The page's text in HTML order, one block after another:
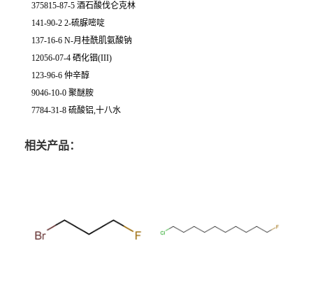
375815-87-5 酒石酸伐仑克林
141-90-2 2-硫脲嘧啶
137-16-6 N-月桂酰肌氨酸钠
12056-07-4 硒化铟(III)
123-96-6 仲辛醇
9046-10-0 聚醚胺
7784-31-8 硫酸铝,十八水
相关产品：